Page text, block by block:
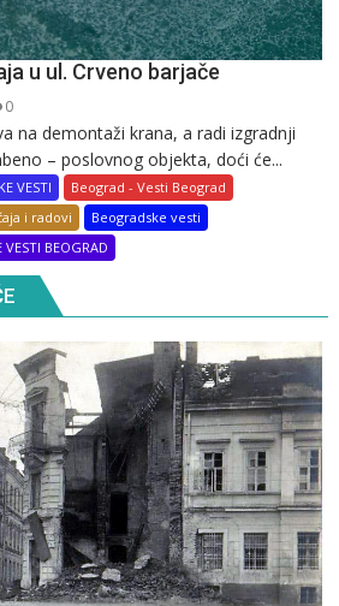
u ul. Crveno barjače
0
na demontaži krana, a radi izgradnji
– poslovnog objekta, doći će...
VESTI
Beograd - Vesti Beograd
i radovi
Beogradske vesti
VESTI BEOGRAD